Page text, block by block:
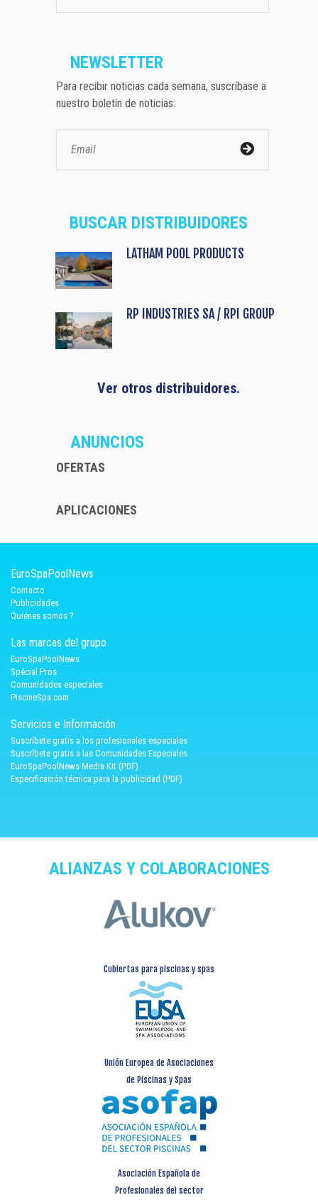
NEWSLETTER
Para recibir noticias cada semana, suscríbase a
nuestro boletín de noticias:
BUSCAR DISTRIBUIDORES
LATHAM POOL PRODUCTS
RP INDUSTRIES SA / RPI GROUP
Ver otros distribuidores.
ANUNCIOS
OFERTAS
APLICACIONES
EuroSpaPoolNews
Contacto
Publicidades
Quiénes somos ?
Las marcas del grupo
EuroSpaPoolNews
Spécial Pros
Comunidades especiales
PiscineSpa.com
Servicios e Información
Suscríbete gratis a los profesionales especiales
Suscríbete gratis a las Comunidades Especiales.
EuroSpaPoolNews Media Kit (PDF)
Especificación técnica para la publicidad (PDF)
ALIANZAS Y COLABORACIONES
Cubiertas para piscinas y spas
Unión Europea de Asociaciones
de Piscinas y Spas
Asociación Española de
Profesionales del sector